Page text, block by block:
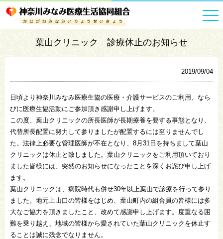
HOME お知らせ一覧 葉山クリニック 診療休止のお知らせ
葉山クリニック 診療休止のお知らせ
2019/09/04
日頃より神奈川みなみ医療生協の医療・介護サービスのご利用、なら
びに医療生協活動にご参加頂き感謝申し上げます。
この度、葉山クリニックの所長医師が長期療養を要する事態となり、
代替所長配置に努力して参りましたが配置するには至りませんでし
た。法律上必要な管理医師が不在となり、8月31日を持ちまして葉山
クリニックは休止と致しました。葉山クリニックをご利用頂いており
ました皆様には、突然のお知らせになったことを深くお詫び申し上げ
ます。
葉山クリニックは、病院時代も併せ30年以上葉山で診療を行って参り
ました。地元上山口の皆様をはじめ、葉山町内の組合員の皆様には多
大なご協力を頂きましたこと、改めて感謝申し上げます。度重なる困
難を乗り越え、地域の皆様から愛されていた葉山クリニックを休止す
ることは誠に残念でなりません。